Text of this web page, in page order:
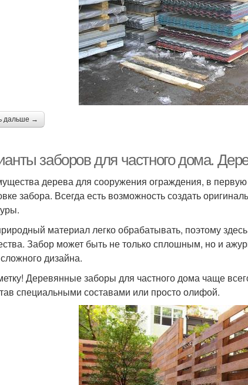
дальше →
заборов для частного дома.
дерева для сооружения ограждения, в
забора. Всегда есть возможность создать
материал легко обрабатывать, поэтому
Забор может быть не только сплошным, но и
дизайна.
Деревянные заборы для частного дома чаще
специальными составами или просто олифой.